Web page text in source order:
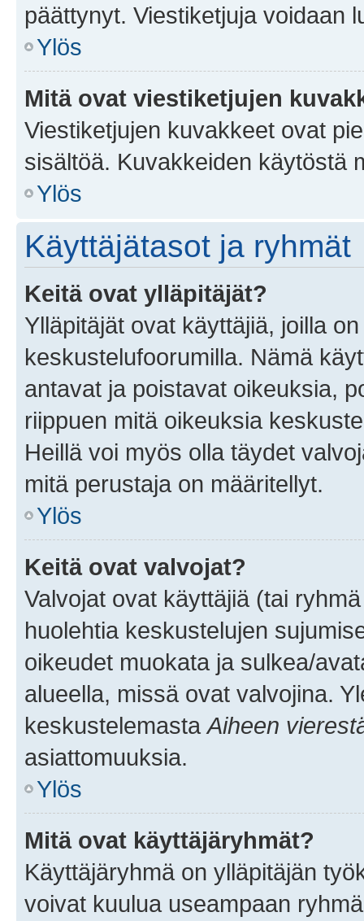
päättynyt. Viestiketjuja voidaan
Ylös
Mitä ovat viestiketjujen
Viestiketjujen kuvakkeet ovat
sisältöä. Kuvakkeiden käytöstä
Ylös
Käyttäjätasot ja ryhmät
Keitä ovat ylläpitäjät?
Ylläpitäjät ovat käyttäjiä, joilla
keskustelufoorumilla. Nämä
antavat ja poistavat oikeuksia,
riippuen mitä oikeuksia
Heillä voi myös olla täydet
mitä perustaja on määritellyt.
Ylös
Keitä ovat valvojat?
Valvojat ovat käyttäjiä (tai
huolehtia keskustelujen
oikeudet muokata ja sulkea/
alueella, missä ovat valvojina.
keskustelemasta Aiheen
asiattomuuksia.
Ylös
Mitä ovat käyttäjäryhmät?
Käyttäjäryhmä on ylläpitäjän
voivat kuulua useampaan